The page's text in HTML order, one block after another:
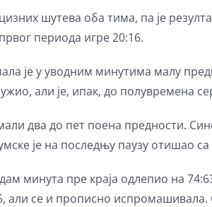
шутева оба тима, па је
периода игре 20:16.
је у уводним минутима малу
али је, ипак, до полувремена
два до пет поена предности.
је на последњу паузу отишао са
минута пре краја одлепио на
се и прописно